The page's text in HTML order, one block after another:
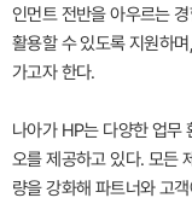
인먼트 전반을 아우르는
활용할 수 있도록 지원하
가고자 한다.
나아가 HP는 다양한 업무
오를 제공하고 있다. 모든
량을 강화해 파트너와 고